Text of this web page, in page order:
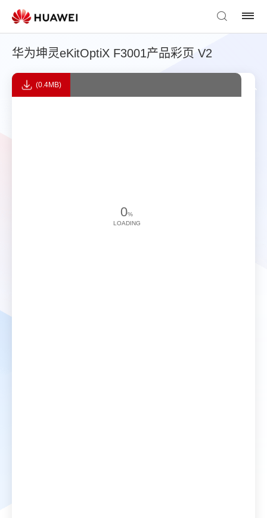
华为坤灵eKitOptiX F3001产品彩页 V2
(0.4MB)
0%
LOADING